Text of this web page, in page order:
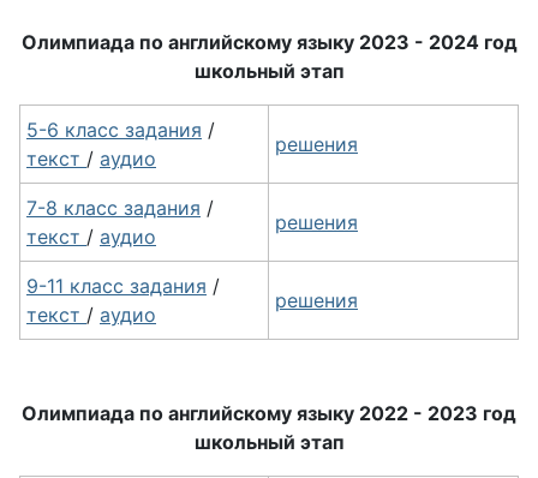
Олимпиада по английскому языку 2023 - 2024 год
школьный этап
5-6 класс задания /
текст / аудио
решения
7-8 класс задания /
текст / аудио
решения
9-11 класс задания /
текст / аудио
решения
Олимпиада по английскому языку 2022 - 2023 год
школьный этап